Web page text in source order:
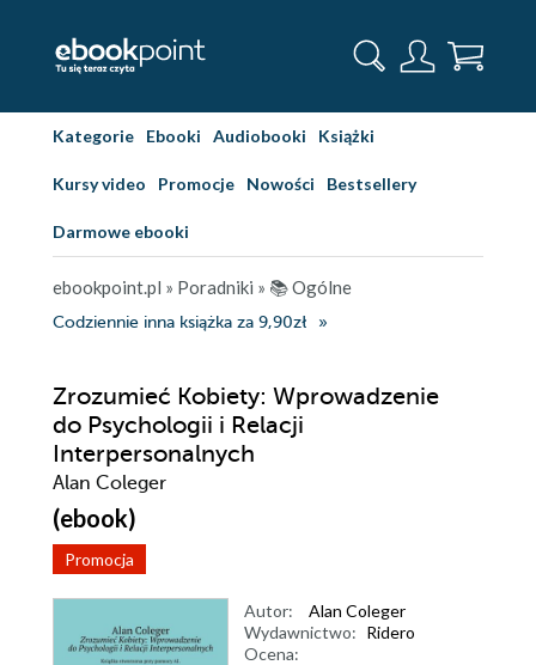
Kategorie Ebooki Audiobooki Książki
Kursy video Promocje Nowości Bestsellery
Darmowe ebooki
ebookpoint.pl » Poradniki » 📚 Ogólne
Codziennie inna książka za 9,90zł
Zrozumieć Kobiety: Wprowadzenie
do Psychologii i Relacji
Interpersonalnych
Alan Coleger
(ebook)
Promocja
Autor:
Alan Coleger
Wydawnictwo: Ridero
Ocena: